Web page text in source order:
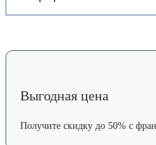
Выгодная цена
Получите скидку до 50% с